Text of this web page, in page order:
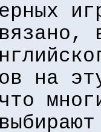
на